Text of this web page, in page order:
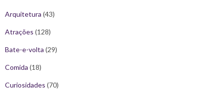
Arquitetura (43)
Atrações (128)
Bate-e-volta (29)
Comida (18)
Curiosidades (70)